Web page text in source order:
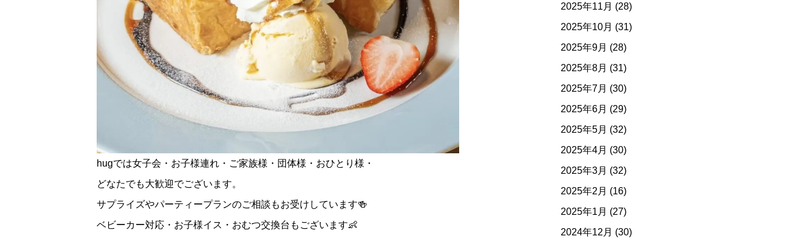
hugでは女子会・お子様連れ・ご家族様・団体様・おひとり様・
どなたでも大歓迎でございます。
サプライズやパーティープランのご相談もお受けしています🍻
ベビーカー対応・お子様イス・おむつ交換台もございます👶
2025年11月 (28)
2025年10月 (31)
2025年9月 (28)
2025年8月 (31)
2025年7月 (30)
2025年6月 (29)
2025年5月 (32)
2025年4月 (30)
2025年3月 (32)
2025年2月 (16)
2025年1月 (27)
2024年12月 (30)